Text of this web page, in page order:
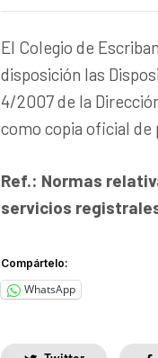
El Colegio de
disposición las
4/2007 de la
como copia oficial de
Ref.: Normas
servicios
Compártelo:
WhatsApp